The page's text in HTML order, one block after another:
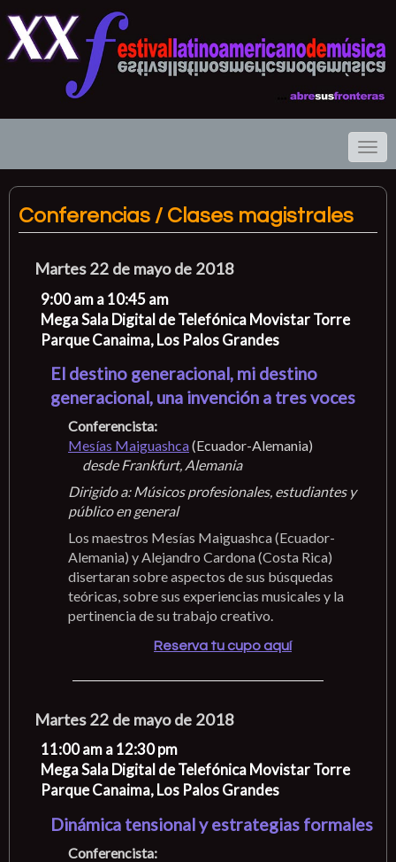
Conferencias / Clases magistrales
Martes 22 de mayo de 2018
9:00 am a 10:45 am
Mega Sala Digital de Telefónica Movistar Torre
Parque Canaima, Los Palos Grandes
El destino generacional, mi destino
generacional, una invención a tres voces
Conferencista:
Mesías Maiguashca(Ecuador-Alemania)
desde Frankfurt, Alemania
Dirigido a: Músicos profesionales, estudiantes y
público en general
Los maestros Mesías Maiguashca (Ecuador-
Alemania) y Alejandro Cardona (Costa Rica)
disertaran sobre aspectos de sus búsquedas
teóricas, sobre sus experiencias musicales y la
pertinencia de su trabajo creativo.
Reserva tu cupo aquí
Martes 22 de mayo de 2018
11:00 am a 12:30 pm
Mega Sala Digital de Telefónica Movistar Torre
Parque Canaima, Los Palos Grandes
Dinámica tensional y estrategias formales
Conferencista: